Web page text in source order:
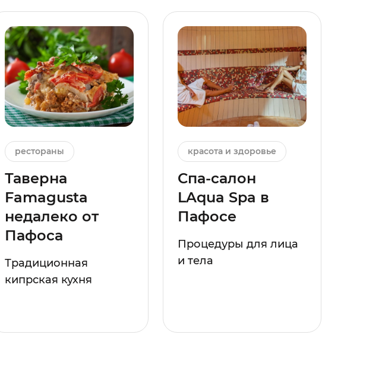
рестораны
Таверна
Famagusta
недалеко от
Пафоса
Традиционная
кипрская кухня
красота и здоровье
Спа-салон
LAqua Spa в
Пафосе
Процедуры для лица
и тела